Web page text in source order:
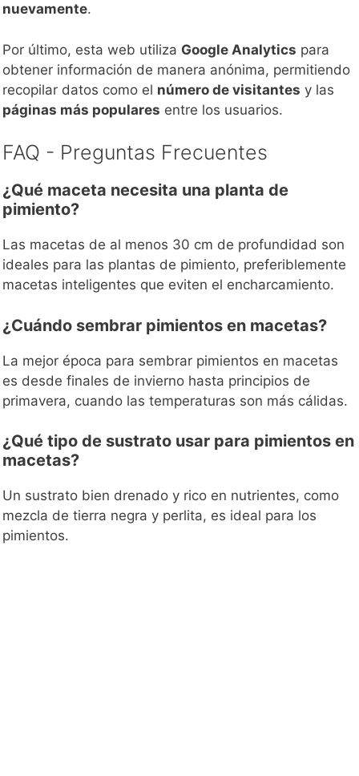
nuevamente.
Por último, esta web utiliza Google Analytics para
obtener información de manera anónima, permitiendo
recopilar datos como el número de visitantes y las
páginas más populares entre los usuarios.
FAQ - Preguntas Frecuentes
¿Qué maceta necesita una planta de
pimiento?
Las macetas de al menos 30 cm de profundidad son
ideales para las plantas de pimiento, preferiblemente
macetas inteligentes que eviten el encharcamiento.
¿Cuándo sembrar pimientos en macetas?
La mejor época para sembrar pimientos en macetas
es desde finales de invierno hasta principios de
primavera, cuando las temperaturas son más cálidas.
¿Qué tipo de sustrato usar para pimientos en
macetas?
Un sustrato bien drenado y rico en nutrientes, como
mezcla de tierra negra y perlita, es ideal para los
pimientos.